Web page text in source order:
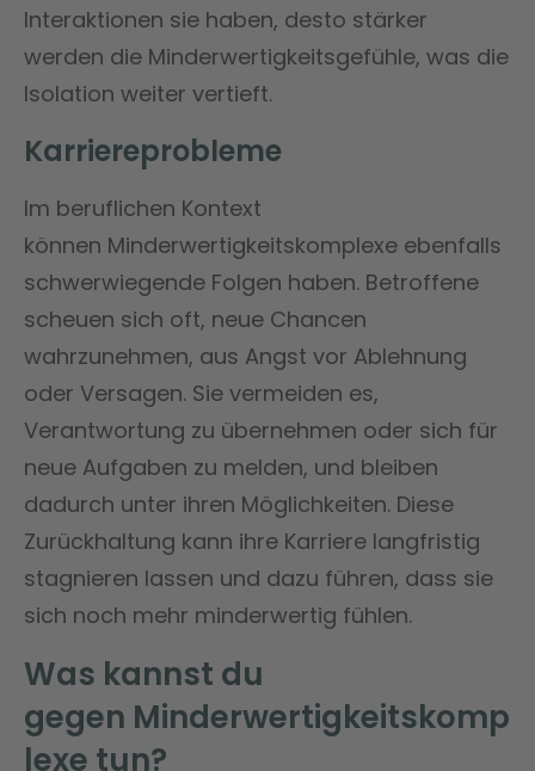
Interaktionen sie haben, desto stärker
werden die Minderwertigkeitsgefühle, was die
Isolation weiter vertieft​.
Karriereprobleme
Im beruflichen Kontext
können Minderwertigkeitskomplexe ebenfalls
schwerwiegende Folgen haben. Betroffene
scheuen sich oft, neue Chancen
wahrzunehmen, aus Angst vor Ablehnung
oder Versagen. Sie vermeiden es,
Verantwortung zu übernehmen oder sich für
neue Aufgaben zu melden, und bleiben
dadurch unter ihren Möglichkeiten. Diese
Zurückhaltung kann ihre Karriere langfristig
stagnieren lassen und dazu führen, dass sie
sich noch mehr minderwertig fühlen​​.
Was kannst du
gegen Minderwertigkeitskomp
lexe tun?